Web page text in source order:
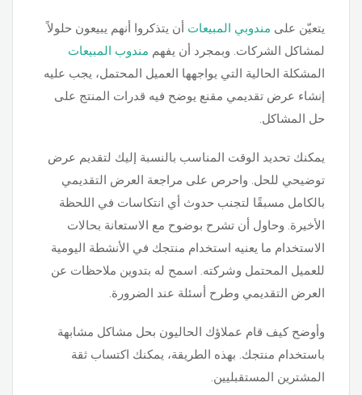
يتعيّن على مندوبي المبيعات أن يتذكروا أنهم يبيعون حلولاً
لمشاكل الشركات. وبمجرد أن يفهم مندوب المبيعات
المشكلة الحالية التي يواجهها العميل المحتمل، يجب عليه
إنشاء عرض تقديمي مقنع يوضح فيه قدرات المنتج على
حل المشاكل.
يمكنك تحديد الوقت المناسب بالنسبة إليك لتقديم عرض
توضيحي للحل. واحرص على مراجعة العرض التقديمي
بالكامل مسبقًا لتجنب حدوث أي انتكاسات في اللحظة
الأخيرة. وحاول أن تشرح بوضوح مع الاستعانة بحالات
الاستخدام ما يعنيه استخدام منتجك في الأنشطة اليومية
للعميل المحتمل وشركته. اسمح له بتدوين ملاحظات عن
العرض التقديمي وطرح أسئلة عند الضرورة.
وأوضح كيف قام عملاؤك الحاليون بحل مشاكل مشابهة
باستخدام منتجك. بهذه الطريقة، يمكنك اكتساب ثقة
المشترين المستقبليين.